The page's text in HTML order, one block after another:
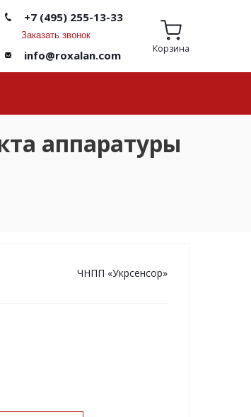
+7 (495) 255-13-33
Заказать звонок
info@roxalan.com Корзина
аппаратуры
ЧНПП «Укрсенсор»